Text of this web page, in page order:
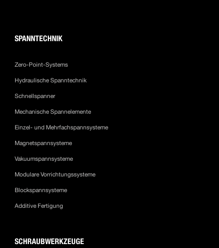
SPANNTECHNIK
Zero-Point-Systems
Hydraulische Spanntechnik
Schnellspanner
Mechanische Spannelemente
Einzel- und Mehrfachspannsysteme
Magnetspannsysteme
Vakuumspannsysteme
Modulare Vorrichtungssysteme
Blockspannsysteme
Additive Fertigung
SCHRAUBWERKZEUGE